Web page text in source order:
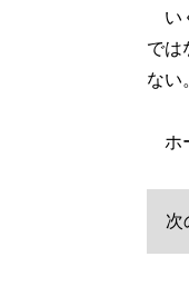
い
では
ない。
ホ
次